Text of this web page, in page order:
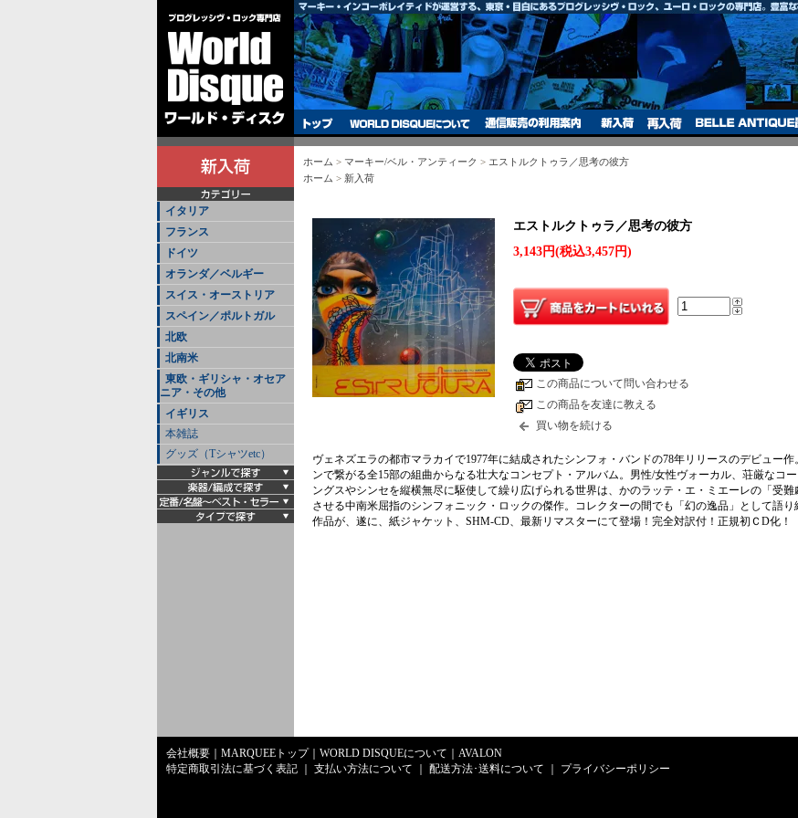
イタリア
フランス
ドイツ
オランダ／ベルギー
スイス・オーストリア
スペイン／ポルトガル
北欧
北南米
東欧・ギリシャ・オセア
ニア・その他
イギリス
本雑誌
グッズ（Tシャツetc）
ホーム > マーキー/ベル・アンティーク > エストルクトゥラ／思考の彼方
ホーム > 新入荷
エストルクトゥラ／思考の彼方
3,143円(税込3,457円)
この商品について問い合わせる
この商品を友達に教える
買い物を続ける
ヴェネズエラの都市マラカイで1977年に結成されたシンフォ・バンドの78年リリースのデビュー作
ンで繋がる全15部の組曲からなる壮大なコンセプト・アルバム。男性/女性ヴォーカル、荘厳なコ
ングスやシンセを縦横無尽に駆使して繰り広げられる世界は、かのラッテ・エ・ミエーレの「受難
させる中南米屈指のシンフォニック・ロックの傑作。コレクターの間でも「幻の逸品」として語り
作品が、遂に、紙ジャケット、SHM-CD、最新リマスターにて登場！完全対訳付！正規初ＣD化！
会社概要
MARQUEEトップ｜ WORLD DISQUEについて
AVALON
特定商取引法に基づく表記
支払い方法について 配送方法･送料について プライバシーポリシー